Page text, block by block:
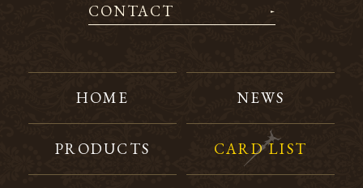
CONTACT
HOME NEWS
PRODUCTS CARD LIST